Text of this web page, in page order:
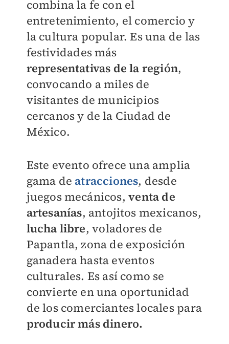
combina la fe con el
entretenimiento, el comercio y
la cultura popular. Es una de las
festividades más
representativas de la región,
convocando a miles de
visitantes de municipios
cercanos y de la Ciudad de
México.
Este evento ofrece una amplia
gama de atracciones, desde
juegos mecánicos,venta de
artesanías, antojitos mexicanos,
lucha libre, voladores de
Papantla, zona de exposición
ganadera hasta eventos
culturales. Es así como se
convierte en una oportunidad
de los comerciantes locales para
producir más dinero.